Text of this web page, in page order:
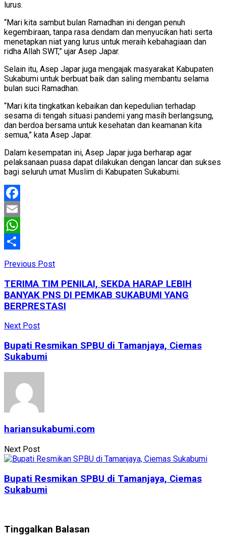
lurus.
“Mari kita sambut bulan Ramadhan ini dengan penuh
kegembiraan, tanpa rasa dendam dan menyucikan hati serta
menetapkan niat yang lurus untuk meraih kebahagiaan dan
ridha Allah SWT,” ujar Asep Japar.
Selain itu, Asep Japar juga mengajak masyarakat Kabupaten
Sukabumi untuk berbuat baik dan saling membantu selama
bulan suci Ramadhan.
“Mari kita tingkatkan kebaikan dan kepedulian terhadap
sesama di tengah situasi pandemi yang masih berlangsung,
dan berdoa bersama untuk kesehatan dan keamanan kita
semua,” kata Asep Japar.
Dalam kesempatan ini, Asep Japar juga berharap agar
pelaksanaan puasa dapat dilakukan dengan lancar dan sukses
bagi seluruh umat Muslim di Kabupaten Sukabumi.
Facebook
Email
WhatsApp
Previous Post
TERIMA TIM PENILAI, SEKDA HARAP LEBIH
BANYAK PNS DI PEMKAB SUKABUMI YANG
BERPRESTASI
Next Post
Bupati Resmikan SPBU di Tamanjaya, Ciemas
Sukabumi
hariansukabumi.com
Next Post
Bupati Resmikan SPBU di Tamanjaya, Ciemas
Sukabumi
Tinggalkan Balasan